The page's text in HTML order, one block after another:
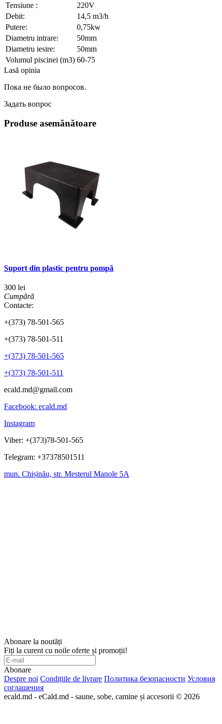
Tensiune :
220V
Debit:
14,5 m3/h
Putere:
0,75kw
Diametru intrare:
50mm
Diametru iesire:
50mm
Volumul piscinei (m3) 60-75
Lasă opinia
Пока не было вопросов.
Задать вопрос
Produse asemănătoare
Suport din plastic pentru pompă
300 lei
Cumpără
Contacte:
+(373) 78-501-565
+(373) 78-501-511
+(373) 78-501-565
+(373) 78-501-511
ecald.md@gmail.com
Facebook: ecald.md
Instagram
Viber: +(373)78-501-565
Telegram: +37378501511
mun. Chișinău, str. Mesterul Manole 5A
Abonare la noutăți
Fiți la curent cu noile oferte și promoții!
Abonare
Despre noi Condițiile de livrare Политика безопасности Условия
соглашения
ecald.md - eCald.md - saune, sobe, camine și accesorii © 2026